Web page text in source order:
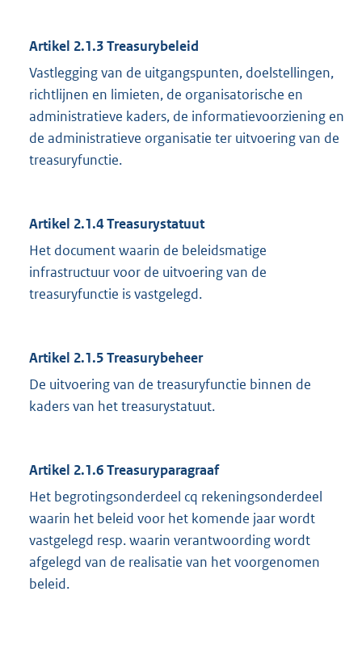
Artikel 2.1.3 Treasurybeleid
Vastlegging van de uitgangspunten, doelstellingen,
richtlijnen en limieten, de organisatorische en
administratieve kaders, de informatievoorziening en
de administratieve organisatie ter uitvoering van de
treasuryfunctie.
Artikel 2.1.4 Treasurystatuut
Het document waarin de beleidsmatige
infrastructuur voor de uitvoering van de
treasuryfunctie is vastgelegd.
Artikel 2.1.5 Treasurybeheer
De uitvoering van de treasuryfunctie binnen de
kaders van het treasurystatuut.
Artikel 2.1.6 Treasuryparagraaf
Het begrotingsonderdeel cq rekeningsonderdeel
waarin het beleid voor het komende jaar wordt
vastgelegd resp. waarin verantwoording wordt
afgelegd van de realisatie van het voorgenomen
beleid.